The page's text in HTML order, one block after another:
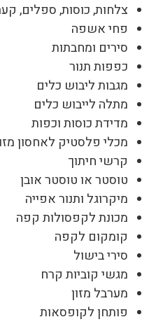
צלחות, כוסות, ספלים,
פחי אשפה
סירים ומחבתות
כפפות תנור
מגבות ליבוש כלים
מתלה לייבוש כלים
מדידת כוסות וכפות
מכלי פלסטיק לאחסון
קרשי חיתוך
טוסטר או טוסטר אובן
מיקרוגל ותנור אפייה
מכונת לקפסולות קפה
קומקום לקפה
סירי בישול
מגשי קוביות קרח
מערבל מזון
פותחן לקופסאות